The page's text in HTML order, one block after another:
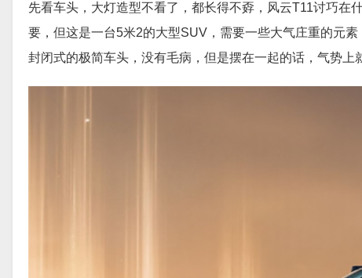
先看车头，大灯造型不看了，都长得不孬，风云T11讨巧
要，但这是一台5米2的大型SUV，需要一些大气庄重的元
封闭式的极简车头，没有毛病，但是摆在一起的话，气势上